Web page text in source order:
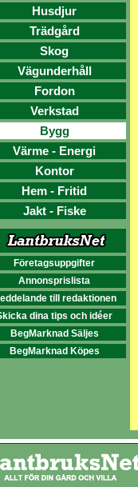
Husdjur
Trädgård
Skog
Vägunderhåll
Fordon
Verkstad
Bygg
Värme - Energi
Kontor
Hem - Fritid
Jakt - Fiske
Företagsuppgifter
Annonsprislista
till redaktionen
dina tips och idéer
BegMarknad Säljes
BegMarknad Köpes